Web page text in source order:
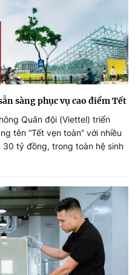
sàng phục vụ cao điểm Tết
Quân đội (Viettel) triển
tên “Tết vẹn toàn” với nhiều
30 tỷ đồng, trong toàn hệ sinh